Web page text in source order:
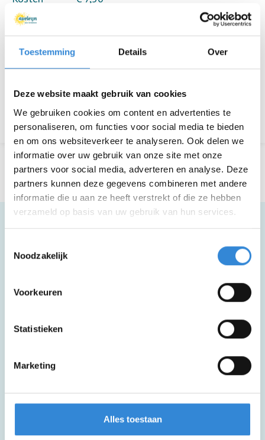
Toestemming Details Over
Deze website maakt gebruik van cookies
We gebruiken cookies om content en advertenties te
personaliseren, om functies voor social media te bieden
en om ons websiteverkeer te analyseren. Ook delen we
informatie over uw gebruik van onze site met onze
partners voor social media, adverteren en analyse. Deze
partners kunnen deze gegevens combineren met andere
informatie die u aan ze heeft verstrekt of die ze hebben
verzameld op basis van uw gebruik van hun services.
Noodzakelijk
Voorkeuren
Statistieken
Marketing
Alles toestaan
Deelnemers
Terug naar het overzicht
Meer informatie
Deze activiteit is rolstoel toegankelijk.
Deze activiteit is inclusief een kopje
koffie of thee.